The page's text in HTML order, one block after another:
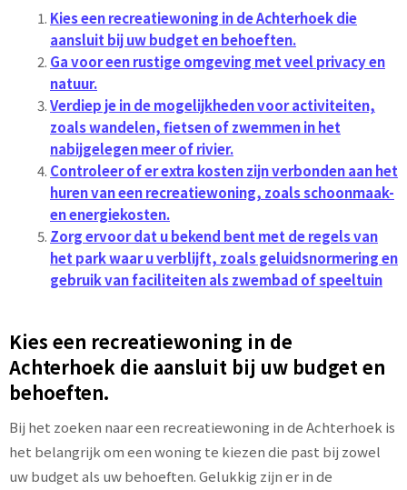
Kies een recreatiewoning in de Achterhoek die
aansluit bij uw budget en behoeften.
Ga voor een rustige omgeving met veel privacy en
natuur.
Verdiep je in de mogelijkheden voor activiteiten,
zoals wandelen, fietsen of zwemmen in het
nabijgelegen meer of rivier.
Controleer of er extra kosten zijn verbonden aan het
huren van een recreatiewoning, zoals schoonmaak-
en energiekosten.
Zorg ervoor dat u bekend bent met de regels van
het park waar u verblijft, zoals geluidsnormering en
gebruik van faciliteiten als zwembad of speeltuin
Kies een recreatiewoning in de
Achterhoek die aansluit bij uw budget en
behoeften.
Bij het zoeken naar een recreatiewoning in de Achterhoek is
het belangrijk om een woning te kiezen die past bij zowel
uw budget als uw behoeften. Gelukkig zijn er in de